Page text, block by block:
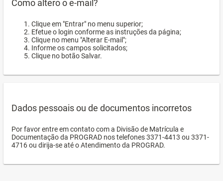
Como altero o e-mail?
Clique em "Entrar" no menu superior;
Efetue o login conforme as instruções da página;
Clique no menu "Alterar E-mail";
Informe os campos solicitados;
Clique no botão Salvar.
Dados pessoais ou de documentos incorretos
Por favor entre em contato com a Divisão de Matrícula e
Documentação da PROGRAD nos telefones 3371-4413 ou 3371-
4716 ou dirija-se até o Atendimento da PROGRAD.